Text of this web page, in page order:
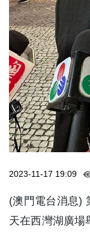
2023-11-17 19:09
(澳門電台消息)
天在西灣湖廣場